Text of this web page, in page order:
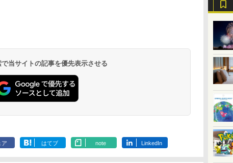
19,541円～
5,758円～
当サイトの記事を優先表示させる
ア はてブ note LinkedIn